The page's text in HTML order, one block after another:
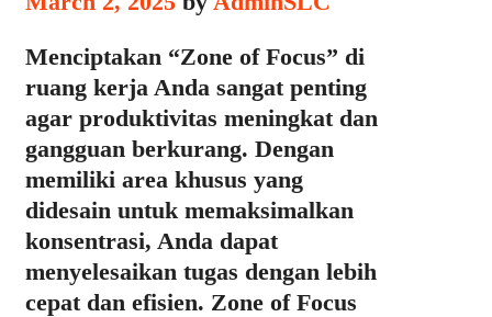
Menciptakan “Zone of Focus” di
ruang kerja Anda sangat penting
agar produktivitas meningkat dan
gangguan berkurang. Dengan
memiliki area khusus yang
didesain untuk memaksimalkan
konsentrasi, Anda dapat
menyelesaikan tugas dengan lebih
cepat dan efisien. Zone of Focus